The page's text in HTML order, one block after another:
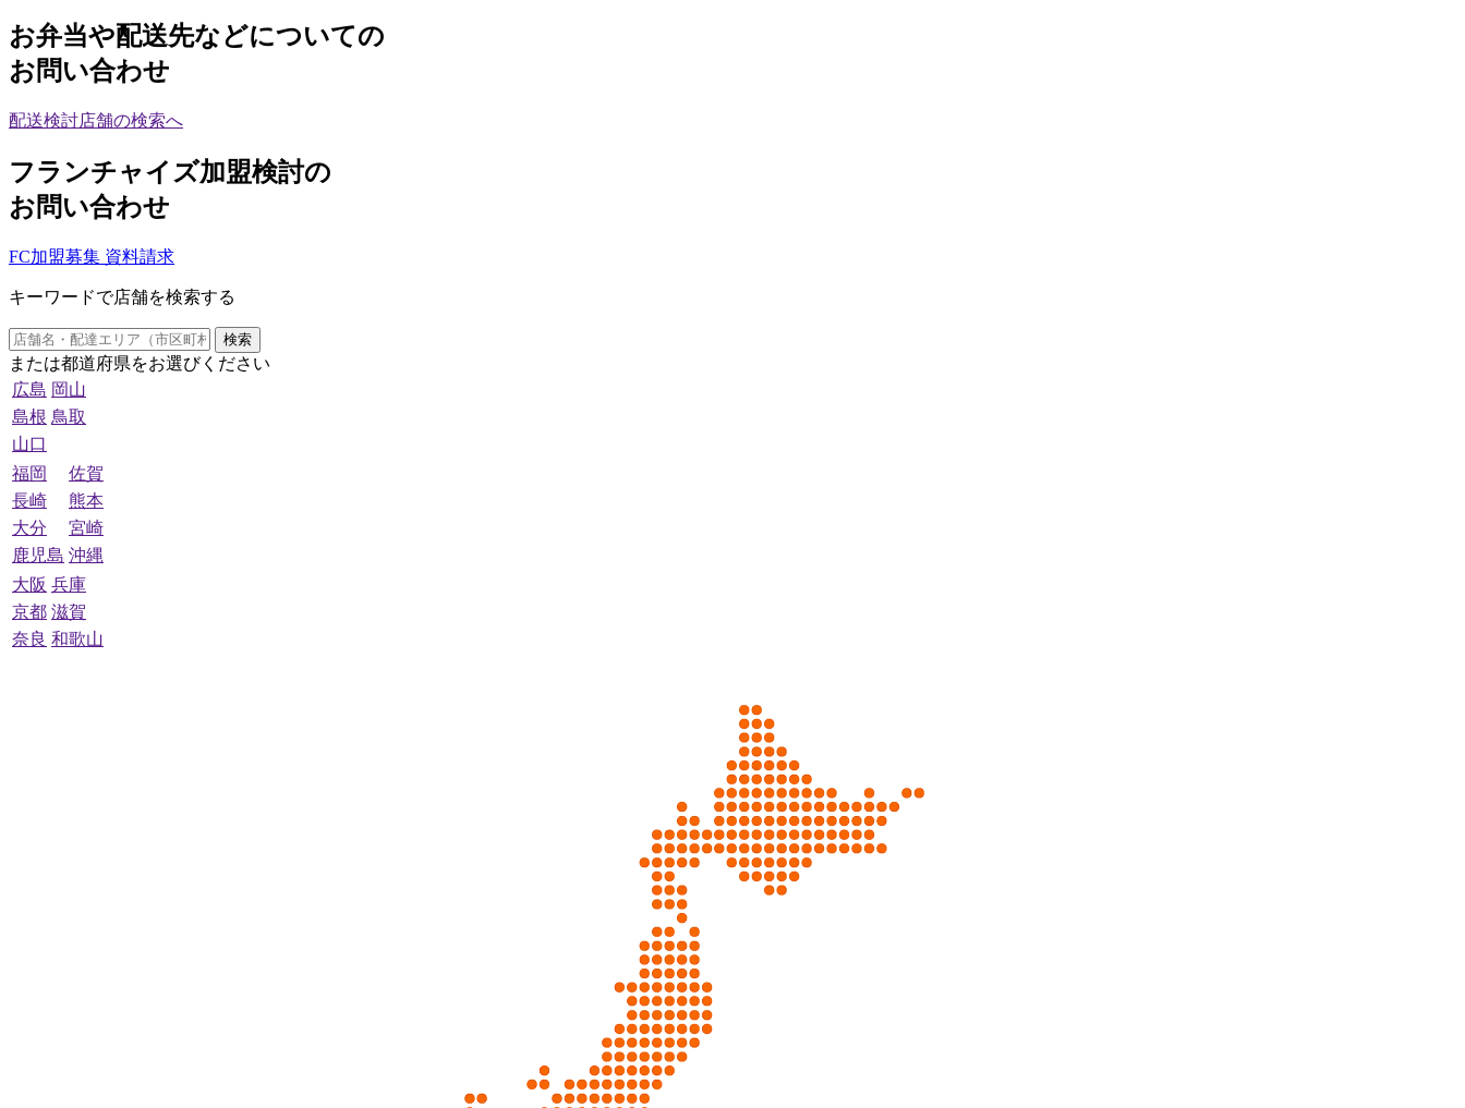
お弁当や配送先などについての
お問い合わせ
配送検討店舗の検索へ
フランチャイズ加盟検討の
お問い合わせ
FC加盟募集 資料請求
キーワードで店舗を検索する
検索
または都道府県をお選びください
広島 岡山
島根 鳥取
山口
福岡
佐賀
長崎
熊本
大分
宮崎
鹿児島 沖縄
大阪 兵庫
京都 滋賀
奈良 和歌山